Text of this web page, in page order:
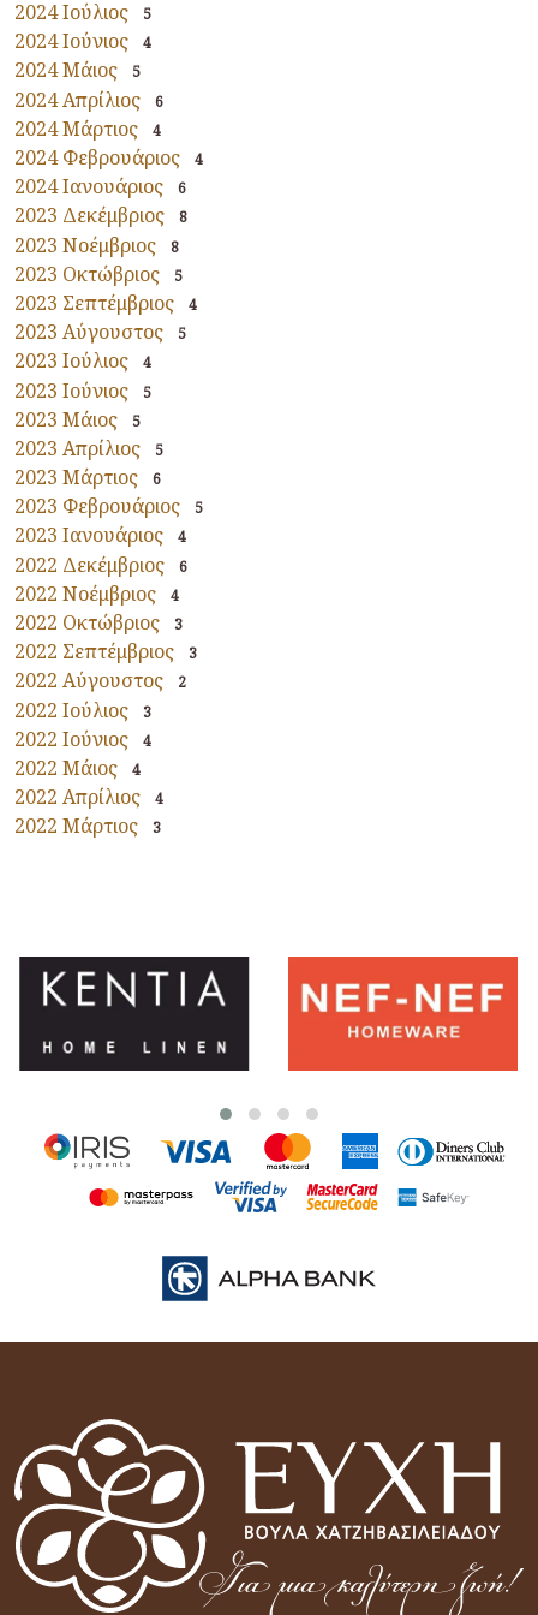
2024 Ιούλιος 5
2024 Ιούνιος 4
2024 Μάιος 5
2024 Απρίλιος 6
2024 Μάρτιος 4
2024 Φεβρουάριος 4
2024 Ιανουάριος 6
2023 Δεκέμβριος 8
2023 Νοέμβριος 8
2023 Οκτώβριος 5
2023 Σεπτέμβριος 4
2023 Αύγουστος 5
2023 Ιούλιος 4
2023 Ιούνιος 5
2023 Μάιος 5
2023 Απρίλιος 5
2023 Μάρτιος 6
2023 Φεβρουάριος 5
2023 Ιανουάριος 4
2022 Δεκέμβριος 6
2022 Νοέμβριος 4
2022 Οκτώβριος 3
2022 Σεπτέμβριος 3
2022 Αύγουστος 2
2022 Ιούλιος 3
2022 Ιούνιος 4
2022 Μάιος 4
2022 Απρίλιος 4
2022 Μάρτιος 3